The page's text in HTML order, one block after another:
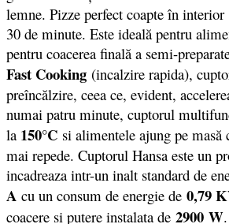
lemne. Pizze perfect coapte în
30 de minute. Este ideală pentru
pentru coacerea finală a semi-
Fast Cooking (incalzire rapida),
preîncălzire, ceea ce, evident,
numai patru minute, cuptorul
la 150°C si alimentele ajung pe masă
mai repede. Cuptorul Hansa este un
incadreaza intr-un inalt standard de
A cu un consum de energie de 0,79
coacere si putere instalata de 2900 W